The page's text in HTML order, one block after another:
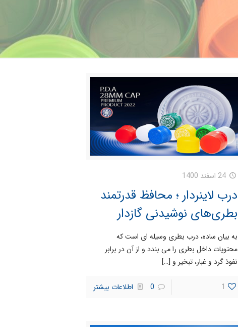
24 اسفند 1400
درب لاینردار ؛ محافظ قدرتمند
بطری‌های نوشیدنی گازدار
به بیان ساده، درب بطری وسیله ای است که
محتویات داخل بطری را می بندد و از آن در برابر
نفوذ گرد و غبار، تبخیر و […]
1
0 اطلاعات بیشتر